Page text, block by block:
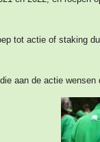
tot actie of staking
aan de actie wensen